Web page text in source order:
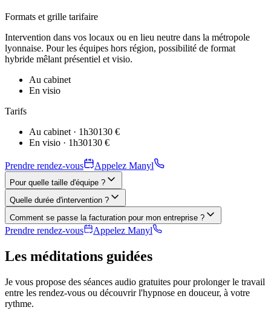
Formats et grille tarifaire
Intervention dans vos locaux ou en lieu neutre dans la métropole
lyonnaise. Pour les équipes hors région, possibilité de format
hybride mêlant présentiel et visio.
Au cabinet
En visio
Tarifs
Au cabinet · 1h30130 €
En visio · 1h30130 €
Prendre rendez-vous Appelez Manyl
Pour quelle taille d'équipe ?
Quelle durée d'intervention ?
Comment se passe la facturation pour mon entreprise ?
Prendre rendez-vous Appelez Manyl
Les méditations guidées
Je vous propose des séances audio gratuites pour prolonger le travail
entre les rendez-vous ou découvrir l'hypnose en douceur, à votre
rythme.